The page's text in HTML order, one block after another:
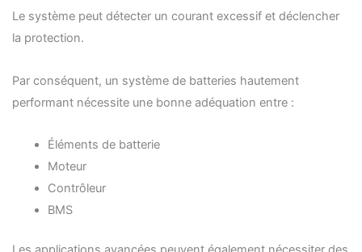
Le système peut détecter un courant excessif et déclencher
la protection.
Par conséquent, un système de batteries hautement
performant nécessite une bonne adéquation entre :
Éléments de batterie
Moteur
Contrôleur
BMS